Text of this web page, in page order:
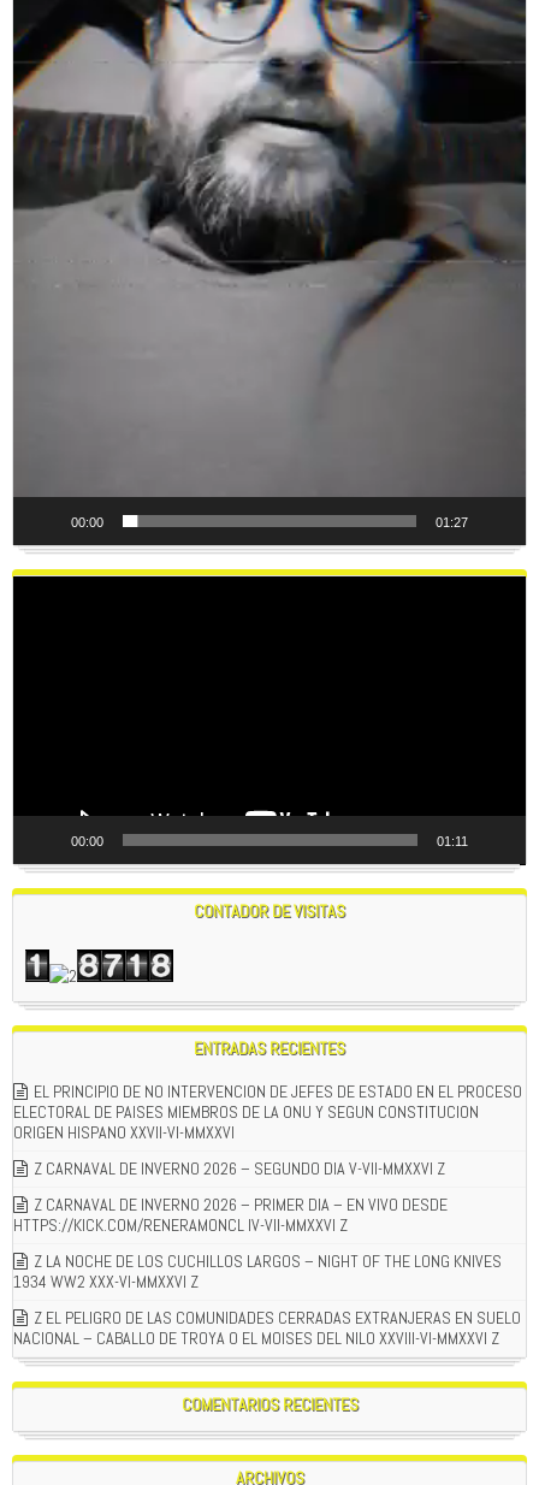
00:00 01:27
00:00 01:11
CONTADOR DE VISITAS
ENTRADAS RECIENTES
EL PRINCIPIO DE NO INTERVENCION DE JEFES DE ESTADO EN EL PROCESO
ELECTORAL DE PAISES MIEMBROS DE LA ONU Y SEGUN CONSTITUCION
ORIGEN HISPANO XXVII-VI-MMXXVI
Z CARNAVAL DE INVERNO 2026 – SEGUNDO DIA V-VII-MMXXVI Z
Z CARNAVAL DE INVERNO 2026 – PRIMER DIA – EN VIVO DESDE
HTTPS://KICK.COM/RENERAMONCL IV-VII-MMXXVI Z
Z LA NOCHE DE LOS CUCHILLOS LARGOS – NIGHT OF THE LONG KNIVES
1934 WW2 XXX-VI-MMXXVI Z
Z EL PELIGRO DE LAS COMUNIDADES CERRADAS EXTRANJERAS EN SUELO
NACIONAL – CABALLO DE TROYA O EL MOISES DEL NILO XXVIII-VI-MMXXVI Z
COMENTARIOS RECIENTES
ARCHIVOS